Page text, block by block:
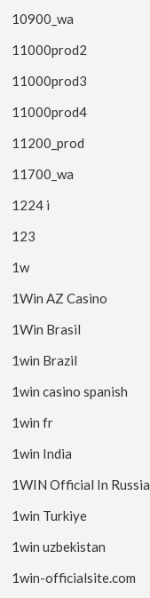
10900_wa
11000prod2
11000prod3
11000prod4
11200_prod
11700_wa
1224 i
123
1w
1Win AZ Casino
1Win Brasil
1win Brazil
1win casino spanish
1win fr
1win India
1WIN Official In Russia
1win Turkiye
1win uzbekistan
1win-officialsite.com